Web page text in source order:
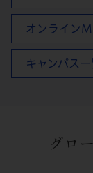
オンライン
キャンパス一
グロ